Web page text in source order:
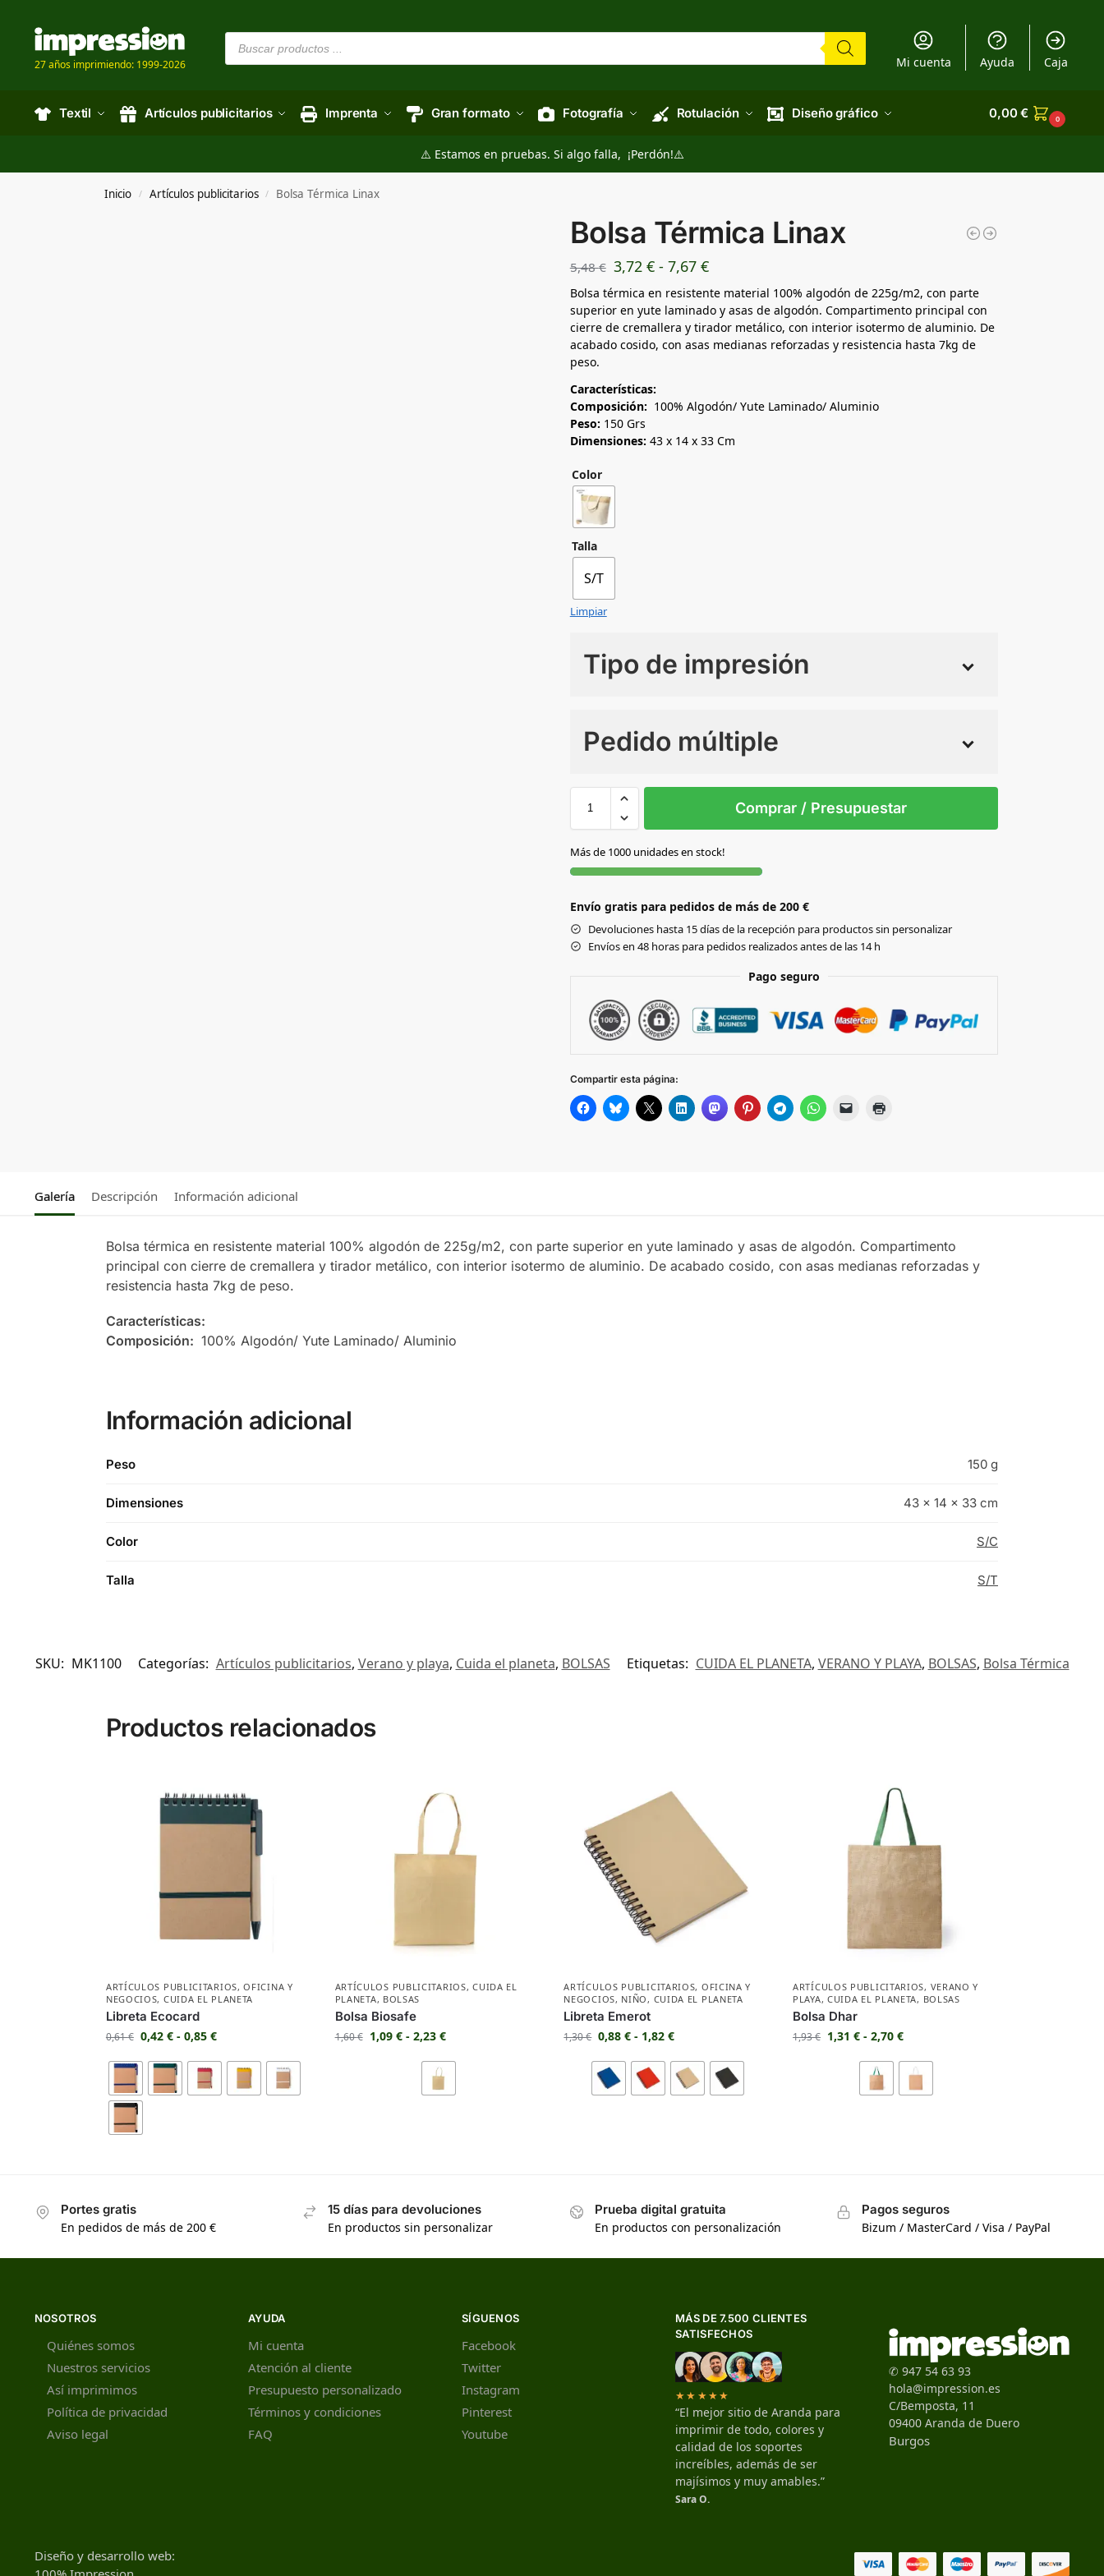
27 años imprimiendo: 1999-2026 Mi cuenta Ayuda Caja
Textil Artículos publicitarios Imprenta Gran formato Fotografía Rotulación Diseño gráfico 0,00€ 0
⚠️ Estamos en pruebas. Si algo falla, ¡Perdón!⚠️
Inicio / Artículos publicitarios / Bolsa Térmica Linax
Bolsa Térmica Linax
5,48€ 3,72 € - 7,67 €
Bolsa térmica en resistente material 100% algodón de 225g/m2, con parte
superior en yute laminado y asas de algodón. Compartimento principal con
cierre de cremallera y tirador metálico, con interior isotermo de aluminio. De
acabado cosido, con asas medianas reforzadas y resistencia hasta 7kg de
peso.
Características:
Composición: 100% Algodón/ Yute Laminado/ Aluminio
Peso: 150 Grs
Dimensiones: 43 x 14 x 33 Cm
Color
Talla
S/T
Limpiar
Tipo de impresión
Pedido múltiple
Comprar / Presupuestar
Más de 1000 unidades en stock!
Envío gratis para pedidos de más de 200 €
Devoluciones hasta 15 días de la recepción para productos sin personalizar
Envíos en 48 horas para pedidos realizados antes de las 14 h
Pago seguro
Compartir esta página:
Galería Descripción Información adicional
Bolsa térmica en resistente material 100% algodón de 225g/m2, con parte superior en yute laminado y asas de algodón. Compartimento
principal con cierre de cremallera y tirador metálico, con interior isotermo de aluminio. De acabado cosido, con asas medianas reforzadas y
resistencia hasta 7kg de peso.
Características:
Composición: 100% Algodón/ Yute Laminado/ Aluminio
Información adicional
Peso 150 g
Dimensiones 43 × 14 × 33 cm
Color S/C
Talla S/T
SKU: MK1100 Categorías: Artículos publicitarios, Verano y playa, Cuida el planeta, BOLSAS Etiquetas: CUIDA EL PLANETA, VERANO Y PLAYA, BOLSAS, Bolsa Térmica
Productos relacionados
ARTÍCULOS PUBLICITARIOS,OFICINA Y
NEGOCIOS, CUIDA EL PLANETA
Libreta Ecocard
0,61€ 0,42 € - 0,85 €
ARTÍCULOS PUBLICITARIOS,CUIDA EL
PLANETA, BOLSAS
Bolsa Biosafe
1,60€ 1,09 € - 2,23 €
ARTÍCULOS PUBLICITARIOS, OFICINA Y
NEGOCIOS, NIÑO, CUIDA EL PLANETA
Libreta Emerot
1,30€ 0,88€ - 1,82€
ARTÍCULOS PUBLICITARIOS, VERANO Y
PLAYA, CUIDA EL PLANETA, BOLSAS
Bolsa Dhar
1,93€ 1,31€ - 2,70€
Portes gratis
En pedidos de más de 200 €
15 días para devoluciones
En productos sin personalizar
Prueba digital gratuita
En productos con personalización
Pagos seguros
Bizum / MasterCard / Visa / PayPal
NOSOTROS
Quiénes somos
Nuestros servicios
Así imprimimos
Política de privacidad
Aviso legal
AYUDA
Mi cuenta
Atención al cliente
Presupuesto personalizado
Términos y condiciones
FAQ
SÍGUENOS
Facebook
Twitter
Instagram
Pinterest
Youtube
MÁS DE 7.500 CLIENTES
SATISFECHOS
★★★★★
“El mejor sitio de Aranda para
imprimir de todo, colores y
calidad de los soportes
increíbles, además de ser
majísimos y muy amables.”
Sara O.
✆ 947 54 63 93
hola@impression.es
C/Bemposta, 11
09400 Aranda de Duero
Burgos
Diseño y desarrollo web: